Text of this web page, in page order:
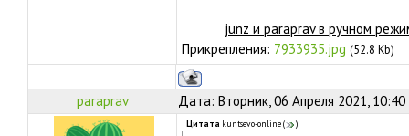
junz и paraprav в ручном
Прикрепления: 7933935.jpg (52.8 Kb)
paraprav Дата: Вторник, 06 Апреля 2021,
Цитата kuntsevo-online( )